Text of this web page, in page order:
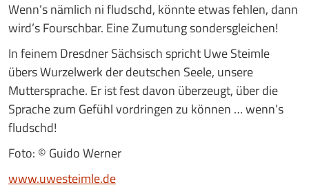
Wenn’s nämlich ni fludschd, könnte etwas fehlen, dann
wird’s Fourschbar. Eine Zumutung sondersgleichen!
In feinem Dresdner Sächsisch spricht Uwe Steimle
übers Wurzelwerk der deutschen Seele, unsere
Muttersprache. Er ist fest davon überzeugt, über die
Sprache zum Gefühl vordringen zu können … wenn’s
fludschd!
Foto: © Guido Werner
www.uwesteimle.de